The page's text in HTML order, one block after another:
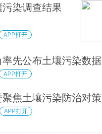
染调查结果
APP打开
先公布土壤污染数据
APP打开
焦土壤污染防治对策
APP打开